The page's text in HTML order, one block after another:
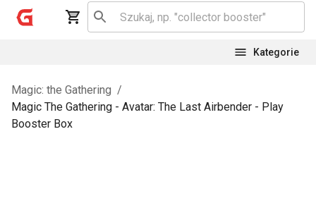
Kategorie
Magic: the Gathering /
Magic The Gathering - Avatar: The Last Airbender - Play
Booster Box